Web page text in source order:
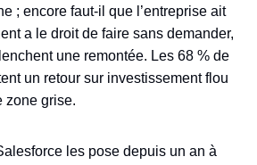
; encore faut-il que l’entreprise ait
a le droit de faire sans demander,
une remontée. Les 68 % de
un retour sur investissement flou
zone grise.
les pose depuis un an à